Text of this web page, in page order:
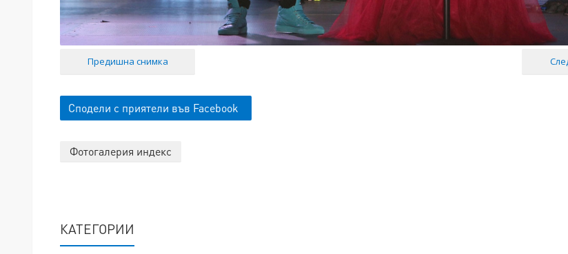
Предишна снимка
Сподели с приятели във Facebook
Фотогалерия индекс
КАТЕГОРИИ